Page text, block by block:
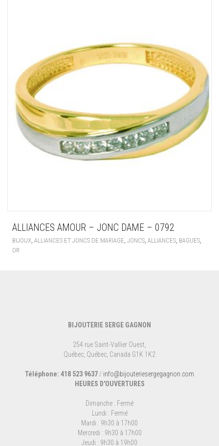
ALLIANCES AMOUR – JONC DAME – 0792
BIJOUX ALLIANCES ET JONCS DE MARIAGE JONCS ALLIANCES BAGUES
OR
BIJOUTERIE SERGE GAGNON
254 rue Saint-Vallier Ouest,
Québec, Québec, Canada G1K 1K2
Téléphone: 418 523 9637 / info@bijouteriesergegagnon.com
HEURES D'OUVERTURES
Dimanche : Fermé
Lundi : Fermé
Mardi : 9h30 à 17h00
Mercredi : 9h30 à 17h00
Jeudi : 9h30 à 19h00